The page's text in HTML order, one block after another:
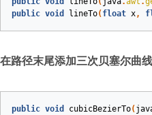
public void lineTo( float x,
在路径末尾添加三次贝塞尔曲线
public void cubicBezierTo(